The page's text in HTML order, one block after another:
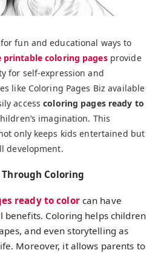
fun and educational ways to
printable coloring pagesprovide
for self-expression and
like Coloring Pages Biz available
accesscoloring pages ready to
imagination. This
only keeps kids entertained but
development.
Coloring
ready to colorcan have
benefits. Coloring helps children
and even storytelling as
Moreover, it allows parents to